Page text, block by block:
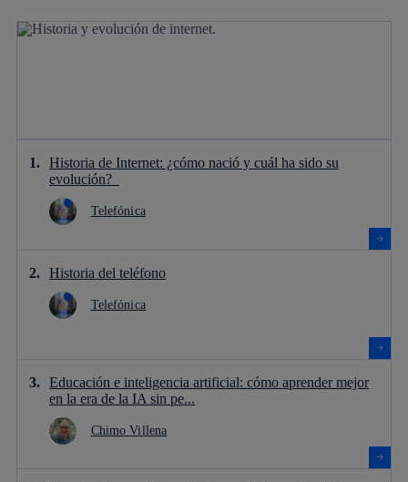
Historia de Internet: ¿cómo nació y cuál ha sido su
evolución?
Telefónica
Historia del teléfono
Telefónica
Educación e inteligencia artificial: cómo aprender mejor
en la era de la IA sin pe...
Chimo Villena